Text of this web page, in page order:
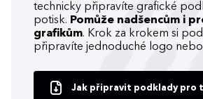
technicky připravíte grafické
potisk. Pomůže nadšencům i
grafikům. Krok za krokem si
připravíte jednoduché logo nebo
Jak připravit podklady pro